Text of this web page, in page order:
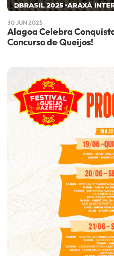
30 JUN 2025
Alagoa Celebra
Concurso de Queijos!